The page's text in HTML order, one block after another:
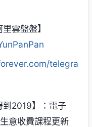
里雲盤盤】
telegra
到2019】：電子
意收費課程更新